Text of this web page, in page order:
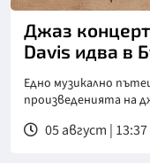
Джаз
Davis идва в
Едно музикално
произведенията на
05 август | 13:37